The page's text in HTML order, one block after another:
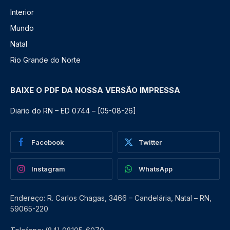
Interior
Mundo
Natal
Rio Grande do Norte
BAIXE O PDF DA NOSSA VERSÃO IMPRESSA
Diario do RN – ED 0744 – [05-08-26]
Facebook Twitter
Instagram WhatsApp
Endereço: R. Carlos Chagas, 3466 – Candelária, Natal – RN,
59065-220